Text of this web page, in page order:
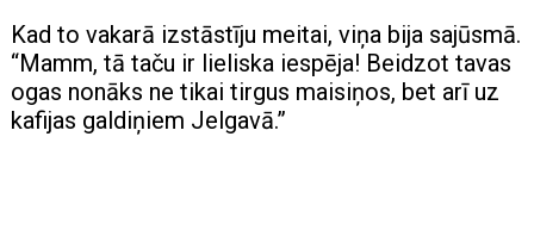
Kad to vakarā izstāstīju meitai, viņa bija sajūsmā.
“Mamm, tā taču ir lieliska iespēja! Beidzot tavas
ogas nonāks ne tikai tirgus maisiņos, bet arī uz
kafijas galdiņiem Jelgavā.”